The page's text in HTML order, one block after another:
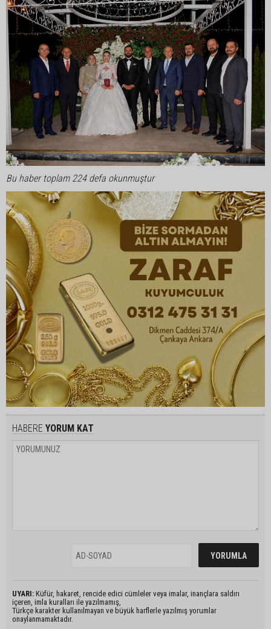
Bu haber toplam 224 defa okunmuştur
HABERE YORUM KAT
UYARI: Küfür, hakaret, rencide edici cümleler veya imalar, inançlara saldırı
içeren, imla kuralları ile yazılmamış,
Türkçe karakter kullanılmayan ve büyük harflerle yazılmış yorumlar
onaylanmamaktadır.